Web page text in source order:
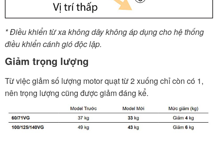
* Điều khiển từ xa không dây không áp dụng cho hệ thống
điều khiển cánh gió độc lập.
Giảm trọng lượng
Từ việc giảm số lượng motor quạt từ 2 xuống chỉ còn có 1,
nên trọng lượng cũng được giảm đáng kể.